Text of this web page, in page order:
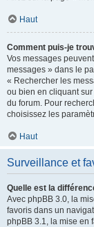
Haut
Comment puis-je
Vos messages
messages » dans le
« Rechercher les
ou bien en cliquant
du forum. Pour
choisissez les
Haut
Surveillance et
Quelle est la
Avec phpBB 3.0, la
favoris dans un
phpBB 3.1, la mise en